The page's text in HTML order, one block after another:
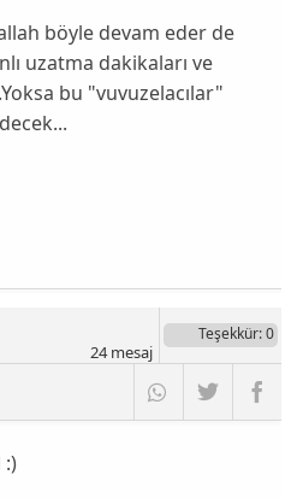
böyle devam eder de
uzatma dakikaları ve
bu "vuvuzelacılar"
Teşekkür: 0
24mesaj
:)